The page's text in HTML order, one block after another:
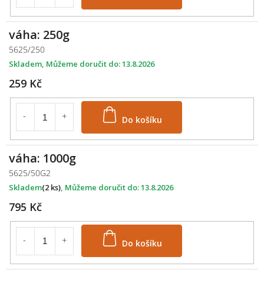
váha: 250g
5625/250
259 Kč
Skladem 13.8.2026
váha: 1000g
5625/50G2
795 Kč
Do košíku
Skladem(2 ks) 13.8.2026